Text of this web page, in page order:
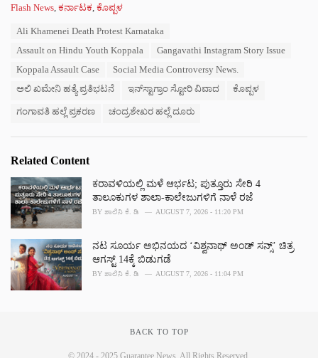
C
Flash News ಕರ್ನಾಟಕ ಕೊಪ್ಪಳ
Ali Khamenei Death Protest Karnataka
Assault on Hindu Youth Koppala
Gangavathi Instagram Story Issue
Koppala Assault Case
Social Media Controversy News.
ಅಲಿ ಖಮೇನಿ ಹತ್ಯೆ ಪ್ರತಿಭಟನೆ
ಇನ್‌ಸ್ಟಾಗ್ರಾಂ ಸ್ಟೋರಿ ವಿವಾದ ಕೊಪ್ಪಳ
ಗಂಗಾವತಿ ಹಲ್ಲೆ ಪ್ರಕರಣ ಚಂದ್ರಶೇಖರ ಹಲ್ಲೆ ದೂರು
Related Content
ಕರಾವಳಿಯಲ್ಲಿ ಮಳೆ ಆರ್ಭಟ; ಪುತ್ತೂರು ಸೇರಿ 4
ತಾಲೂಕುಗಳ ಶಾಲಾ-ಕಾಲೇಜುಗಳಿಗೆ ನಾಳೆ ರಜೆ
BY ಶಾಲಿನಿ ಕೆ. ಡಿ AUGUST 7, 2026 - 11:20 PM
ನಟ ಸೂರ್ಯ ಅಭಿನಯದ ‘ವಿಶ್ವನಾಥ್ ಅಂಡ್ ಸನ್ಸ್’ ಚಿತ್ರ
ಆಗಸ್ಟ್ 14ಕ್ಕೆ ಬಿಡುಗಡೆ
BY ಶಾಲಿನಿ ಕೆ. ಡಿ AUGUST 7, 2026 - 11:04 PM
BACK TO TOP
© 2024 - 2025 Guarantee News. All Rights Reserved.